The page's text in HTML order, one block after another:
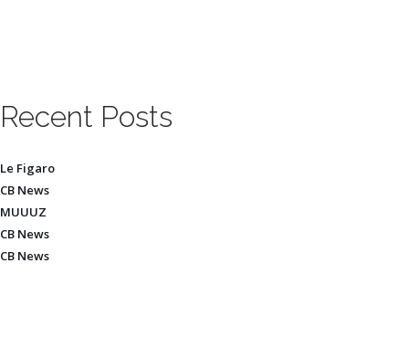
Recent Posts
Le Figaro
CB News
MUUUZ
CB News
CB News